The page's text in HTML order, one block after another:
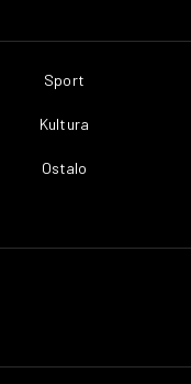
Sport
Kultura
Ostalo